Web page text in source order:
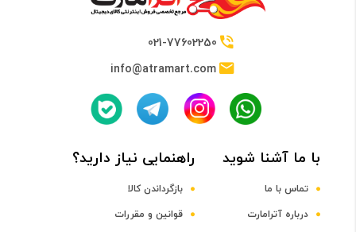
Mediatek MT6762 Helio P22 (12 nm)
فرکانس پردازنده مرکزی
021-77602250
info@atramart.com
با ما آشنا شوید
تماس با ما
درباره آترامارت
راهنمایی نیاز دارید؟
بازگرداندن کالا
قوانین و مقررات